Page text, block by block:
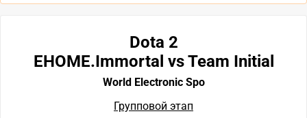
Dota 2
EHOME.Immortal vs Team Initial
World Electronic Spo
Групповой этап